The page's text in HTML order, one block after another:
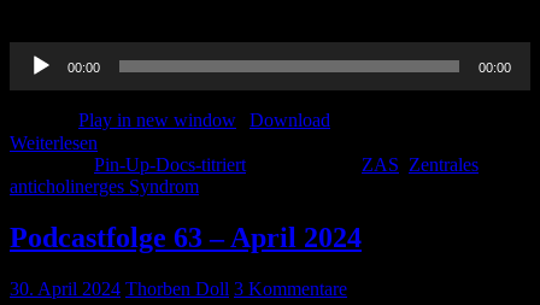
Audio-
Player
00:00 00:00
Play in new window
Download
Weiterlesen
Pin-Up-Docs-titriert ZAS Zentrales
anticholinerges Syndrom
Podcastfolge 63 – April 2024
30. April 2024 Thorben Doll 3 Kommentare